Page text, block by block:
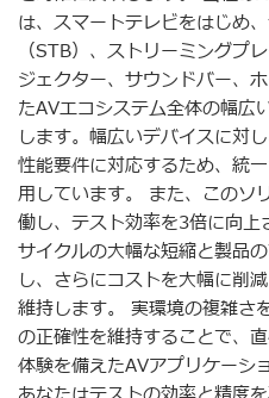
は、スマートテレビをはじめ
（STB）、ストリーミングプ
ジェクター、サウンドバー、
たAVエコシステム全体の幅広
します。幅広いデバイスに対
性能要件に対応するため、統
用しています。 また、このソ
働し、テスト効率を3倍に向
サイクルの大幅な短縮と製品
し、さらにコストを大幅に削
維持します。 実環境の複雑さ
の正確性を維持することで、
体験を備えたAVアプリケーシ